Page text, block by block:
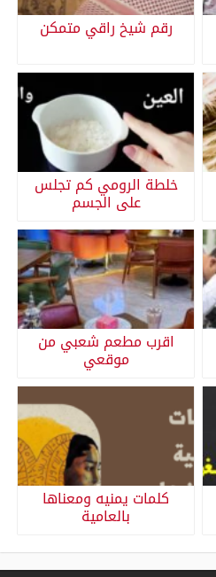
رقم شيخ راقي متمكن
خلطة الرومي كم تجلس
على الجسم
اقرب مطعم شعبي من
موقعي
كلمات يمنيه ومعناها
بالعامية